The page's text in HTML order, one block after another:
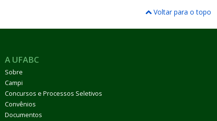
Voltar para o topo
A UFABC
Sobre
Campi
Concursos e Processos Seletivos
Convênios
Documentos